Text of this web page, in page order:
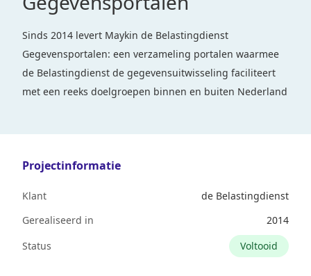
Sinds 2014 levert Maykin de Belastingdienst
Gegevensportalen: een verzameling portalen waarmee
de Belastingdienst de gegevensuitwisseling faciliteert
met een reeks doelgroepen binnen en buiten Nederland
Projectinformatie
Klant
de Belastingdienst
Gerealiseerd in
2014
Status
Voltooid